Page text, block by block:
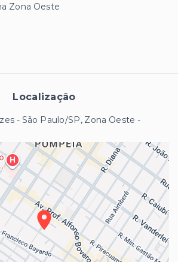
Zona Oeste
Localização
- São Paulo/SP, Zona Oeste -